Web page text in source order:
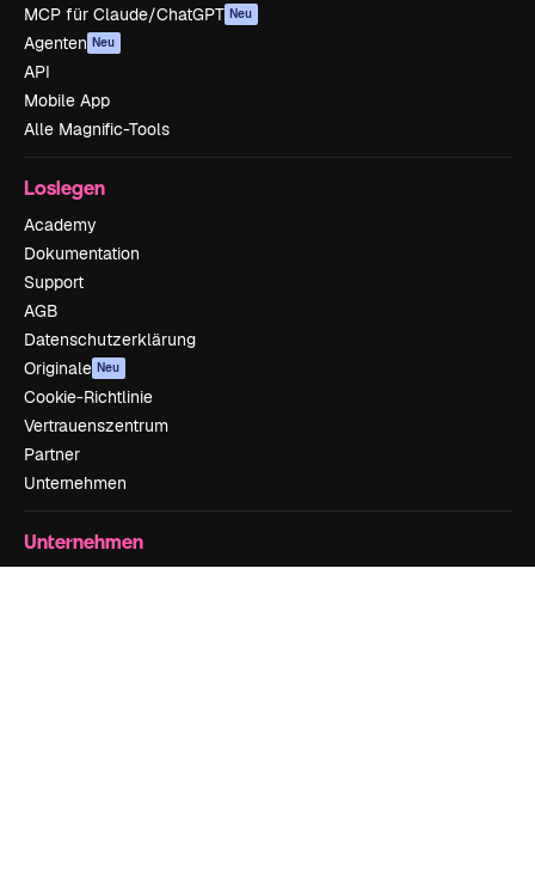
MCP für Claude/ChatGPT Neu
Agenten Neu
API
Mobile App
Alle Magnific-Tools
Loslegen
Academy
Dokumentation
Support
AGB
Datenschutzerklärung
Originale Neu
Cookie-Richtlinie
Vertrauenszentrum
Partner
Unternehmen
Unternehmen